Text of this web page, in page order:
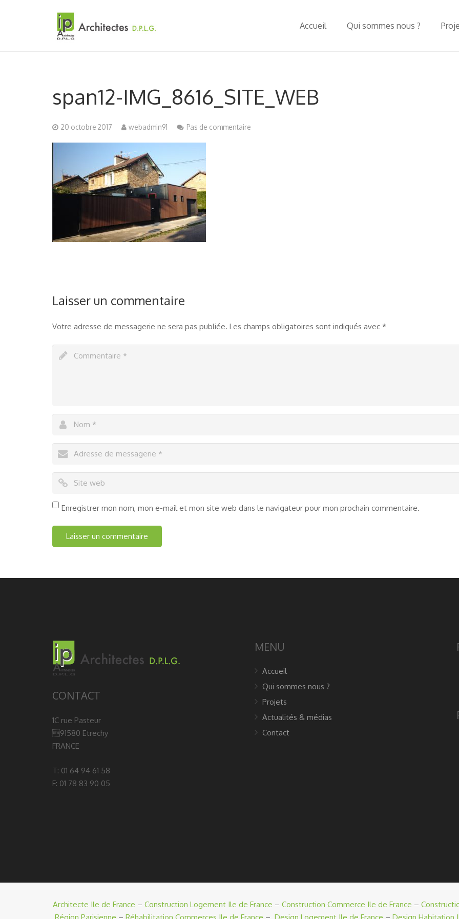
Accueil Qui sommes nous ?
span12-IMG_8616_SITE_WEB
20 octobre 2017 webadmin91 Pas de commentaire
Laisser un commentaire
Votre adresse de messagerie ne sera pas publiée. Les champs obligatoires sont indiqués avec *
Enregistrer mon nom, mon e-mail et mon site web dans le navigateur pour mon prochain commentaire.
CONTACT
1C rue Pasteur
91580 Etrechy
FRANCE
T: 01 64 94 61 58
F: 01 78 83 90 05
MENU
Accueil
Qui sommes nous ?
Projets
Actualités & médias
Contact
Architecte Ile de France – Construction Logement Ile de France – Construction Commerce Ile de France –
Région Parisienne – Réhabilitation Commerces Ile de France – Design Logement Ile de France – Design Habitation